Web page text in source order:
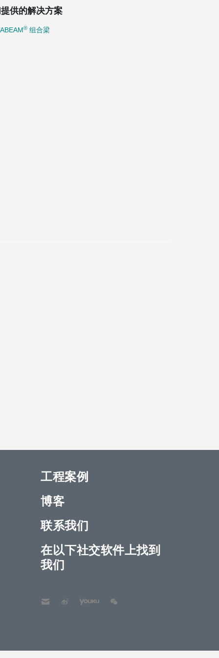
供的解决方案
® 组合梁
工程案例
博客
联系我们
在以下社交软件上找到
我们